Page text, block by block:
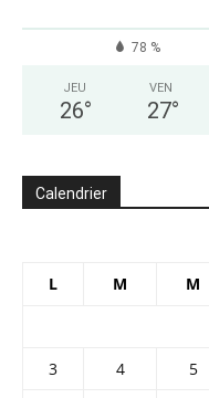
78 %
JEU
26°
VEN
27°
Calendrier
L M M
3
4 5